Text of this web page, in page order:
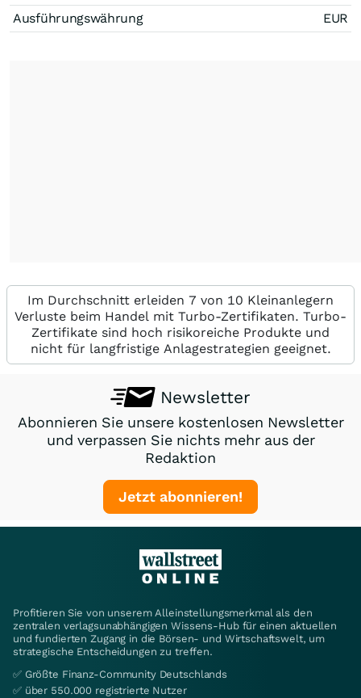
Ausführungswährung
EUR
Im Durchschnitt erleiden 7 von 10 Kleinanlegern
Verluste beim Handel mit Turbo-Zertifikaten. Turbo-
Zertifikate sind hoch risikoreiche Produkte und
nicht für langfristige Anlagestrategien geeignet.
Newsletter
Abonnieren Sie unsere kostenlosen Newsletter
und verpassen Sie nichts mehr aus der
Redaktion
Jetzt abonnieren!
Profitieren Sie von unserem Alleinstellungsmerkmal als den
zentralen verlagsunabhängigen Wissens-Hub für einen aktuellen
und fundierten Zugang in die Börsen- und Wirtschaftswelt, um
strategische Entscheidungen zu treffen.
✅ Größte Finanz-Community Deutschlands
✅ über 550.000 registrierte Nutzer